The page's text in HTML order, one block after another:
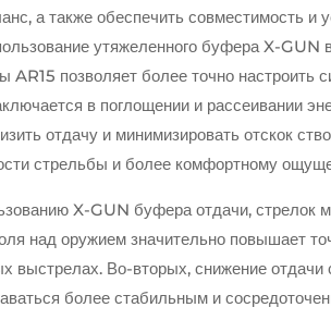
а также обеспечить совместимость
утяжеленного буфера X-GUN
AR15 позволяет более точно настроить
в поглощении и рассеивании
отдачу и минимизировать отскок
стрельбы и более комфортному
X-GUN буфера отдачи, стрелок
над оружием значительно повышает
выстрелах. Во-вторых, снижение отдачи
более стабильным и